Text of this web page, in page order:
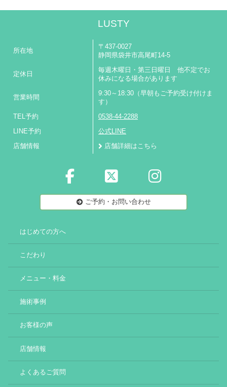
LUSTY
所在地
〒437-0027
静岡県袋井市高尾町14-5
定休日
毎週木曜日・第三日曜日 他不定でお
休みになる場合があります
営業時間
9:30～18:30（早朝もご予約受け付けま
す）
TEL予約 0538-44-2288
LINE予約 公式LINE
店舗情報 店舗詳細はこちら
ご予約・お問い合わせ
はじめての方へ
こだわり
メニュー・料金
施術事例
お客様の声
店舗情報
よくあるご質問